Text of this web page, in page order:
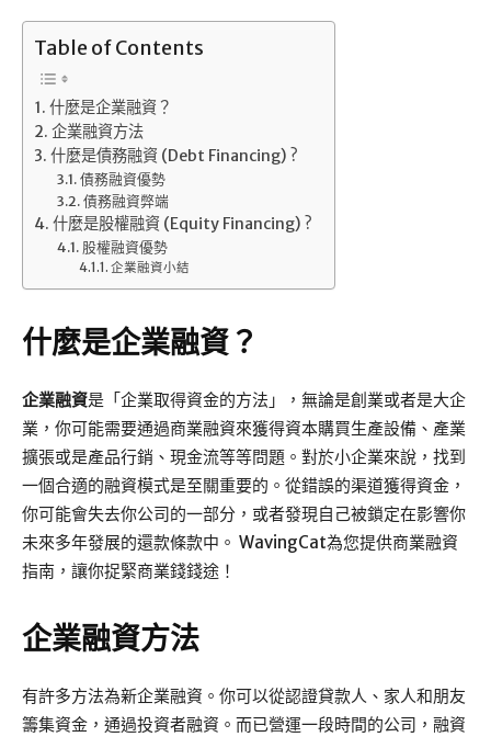
Table of Contents
什麼是企業融資？
企業融資方法
什麼是債務融資 (Debt Financing) ?
債務融資優勢
債務融資弊端
什麼是股權融資 (Equity Financing) ?
股權融資優勢
企業融資小結
什麼是企業融資？
企業融資是「企業取得資金的方法」，無論是創業或者是大企
業，你可能需要通過商業融資來獲得資本購買生產設備、產業
擴張或是產品行銷、現金流等等問題。對於小企業來說，找到
一個合適的融資模式是至關重要的。從錯誤的渠道獲得資金，
你可能會失去你公司的一部分，或者發現自己被鎖定在影響你
未來多年發展的還款條款中。 WavingCat為您提供商業融資
指南，讓你捉緊商業錢錢途！
企業融資方法
有許多方法為新企業融資。你可以從認證貸款人、家人和朋友
籌集資金，通過投資者融資。而已營運一段時間的公司，融資